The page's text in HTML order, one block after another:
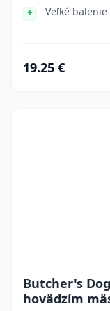
Veľké
19.25 €
Butcher's
hovädzím